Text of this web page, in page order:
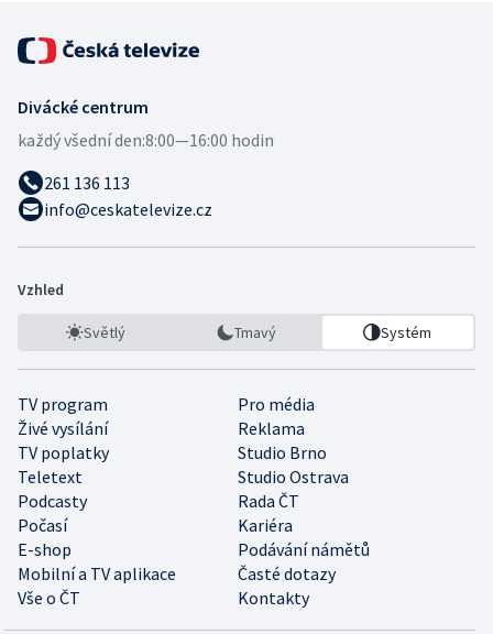
Divácké centrum
každý všední den:8:00—16:00 hodin
261 136 113
info@ceskatelevize.cz
Vzhled
Světlý Tmavý Systém
TV program
Pro média
Živé vysílání
Reklama
TV poplatky
Studio Brno
Teletext
Studio Ostrava
Podcasty
Rada ČT
Počasí
Kariéra
E-shop
Podávání námětů
Mobilní a TV aplikace
Časté dotazy
Vše o ČT
Kontakty